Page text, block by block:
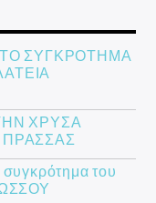
ΤΟ ΣΥΓΚΡΟΤΗΜΑ
ΧΡΥΣΑ
ΠΡΑΣΣΑΣ
του